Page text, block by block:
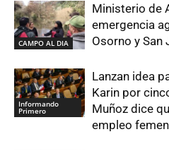
CAMPO AL DIA
Ministerio de
emergencia
Osorno y San
Informando
Primero
Lanzan idea
Karin por
Muñoz dice
empleo